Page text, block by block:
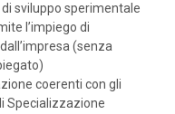
sviluppo sperimentale
l’impiego di
(senza
coerenti con gli
Specializzazione